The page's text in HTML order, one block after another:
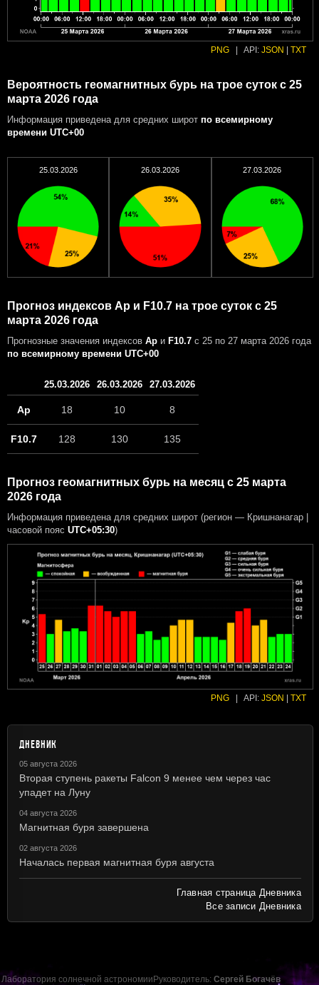
PNG API: JSON TXT
Вероятность геомагнитных бурь на трое суток с 25
марта 2026 года
Информация приведена для средних широт по всемирному
времени UTC+00
25.03.2026 26.03.2026 27.03.2026
Прогноз индексов Ap и F10.7 на трое суток с 25
марта 2026 года
Прогнозные значения индексов Ap и F10.7 с 25 по 27 марта 2026 года
по всемирному времени UTC+00
25.03.2026 26.03.2026 27.03.2026
Ap 18 10 8
F10.7 128 130 135
Прогноз геомагнитных бурь на месяц с 25 марта
2026 года
Информация приведена для средних широт (регион — Кришнанагар |
часовой пояс UTC+05:30)
PNG API: JSON TXT
ДНЕВНИК
05 августа 2026
Вторая ступень ракеты Falcon 9 менее чем через час
упадет на Луну
04 августа 2026
Магнитная буря завершена
02 августа 2026
Началась первая магнитная буря августа
Главная страница Дневника
Все записи Дневника
Лаборатория солнечной астрономии Руководитель: Сергей Богачёв